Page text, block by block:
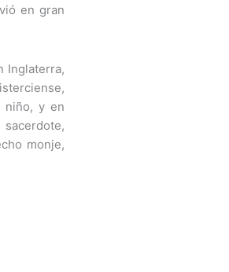
en gran
Inglaterra,
niño, y en
monje,